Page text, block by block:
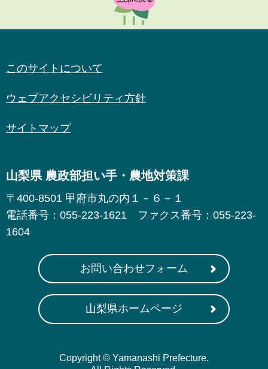
山梨県 農政部担い手・農地対策課
〒400-8501 甲府市丸の内１－６－１
電話番号：055-223-1621 ファクス番号：055-223-
1604
このサイトについて
ウェブアクセシビリティ方針
サイトマップ
お問い合わせフォーム
山梨県ホームページ
Copyright © Yamanashi Prefecture.